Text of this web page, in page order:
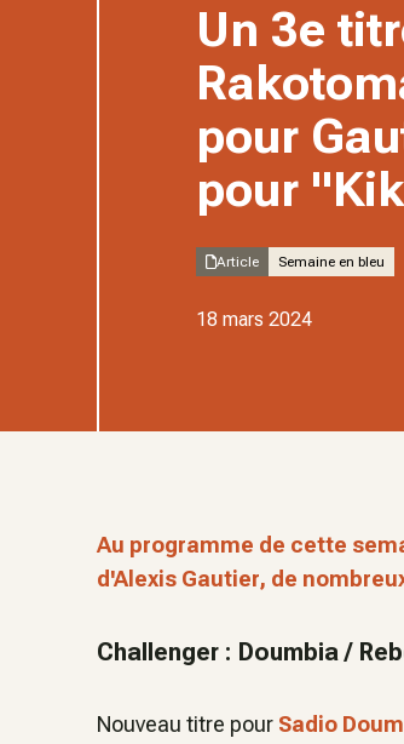
Un 3e
pour
pour
Article Semaine en bleu
18 mars 2024
Au programme de cette
d'Alexis Gautier, de
Challenger : Doumbia /
Nouveau titre pour Sadio